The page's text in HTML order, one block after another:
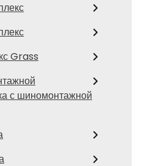
Grass
с шиномонтажной